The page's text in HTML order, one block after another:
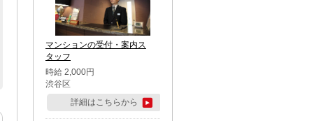
マンションの受付・案内ス
タッフ
時給 2,000円
渋谷区
詳細はこちらから